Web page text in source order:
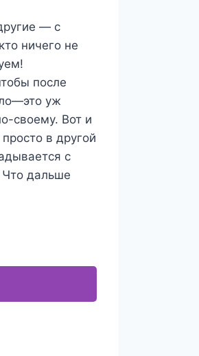
— с
ничего не
после
уж
своему. Вот и
в другой
с
Что дальше